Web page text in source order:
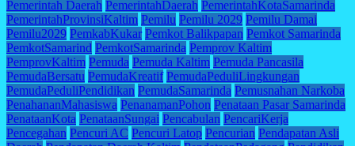
Pemerintah Daerah PemerintahDaerah PemerintahKotaSamarinda
PemerintahProvinsiKaltim Pemilu Pemilu 2029 Pemilu Damai
Pemilu2029 PemkabKukar Pemkot Balikpapan Pemkot Samarinda
PemkotSamarind PemkotSamarinda Pemprov Kaltim
PemprovKaltim Pemuda Pemuda Kaltim Pemuda Pancasila
PemudaBersatu PemudaKreatif PemudaPeduliLingkungan
PemudaPeduliPendidikan PemudaSamarinda Pemusnahan Narkoba
PenahananMahasiswa PenanamanPohon Penataan Pasar Samarinda
PenataanKota PenataanSungai Pencabulan PencariKerja
Pencegahan Pencuri AC Pencuri Latop Pencurian Pendapatan Asli